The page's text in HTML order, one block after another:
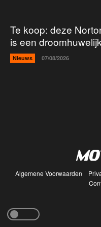
Te koop: deze
is een
Nieuws 07/08/2026
Algemene Voorwaarden